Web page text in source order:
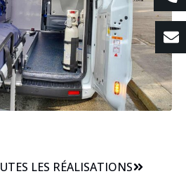
LES RÉALISATIONS